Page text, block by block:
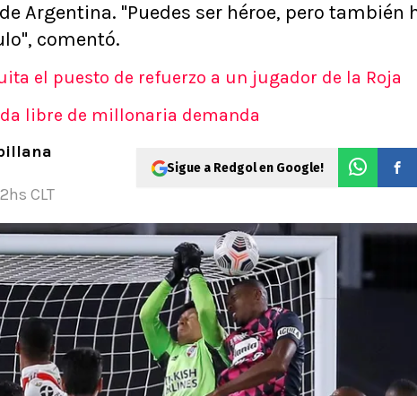
Argentina. "Puedes ser héroe, pero también
comentó.
el puesto de refuerzo a un jugador de la Roja
libre de millonaria demanda
CLT
Sigue a Redgol en Google!